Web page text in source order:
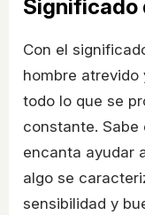
Significado
Con el
hombre atrevido
todo lo que se
constante. Sabe
encanta ayudar
algo se
sensibilidad y